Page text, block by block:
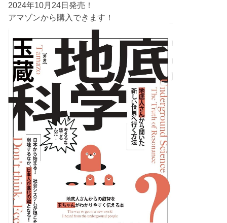
2024年10月24日発売！
アマゾンから購入できます！